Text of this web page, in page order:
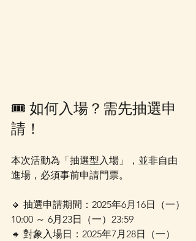
🎟 如何入場？需先抽選申
請！
本次活動為「抽選型入場」，並非自由
進場，必須事前申請門票。
🔸 抽選申請期間：2025年6月16日（一）
10:00 ～ 6月23日（一）23:59
🔸 對象入場日：2025年7月28日（一）